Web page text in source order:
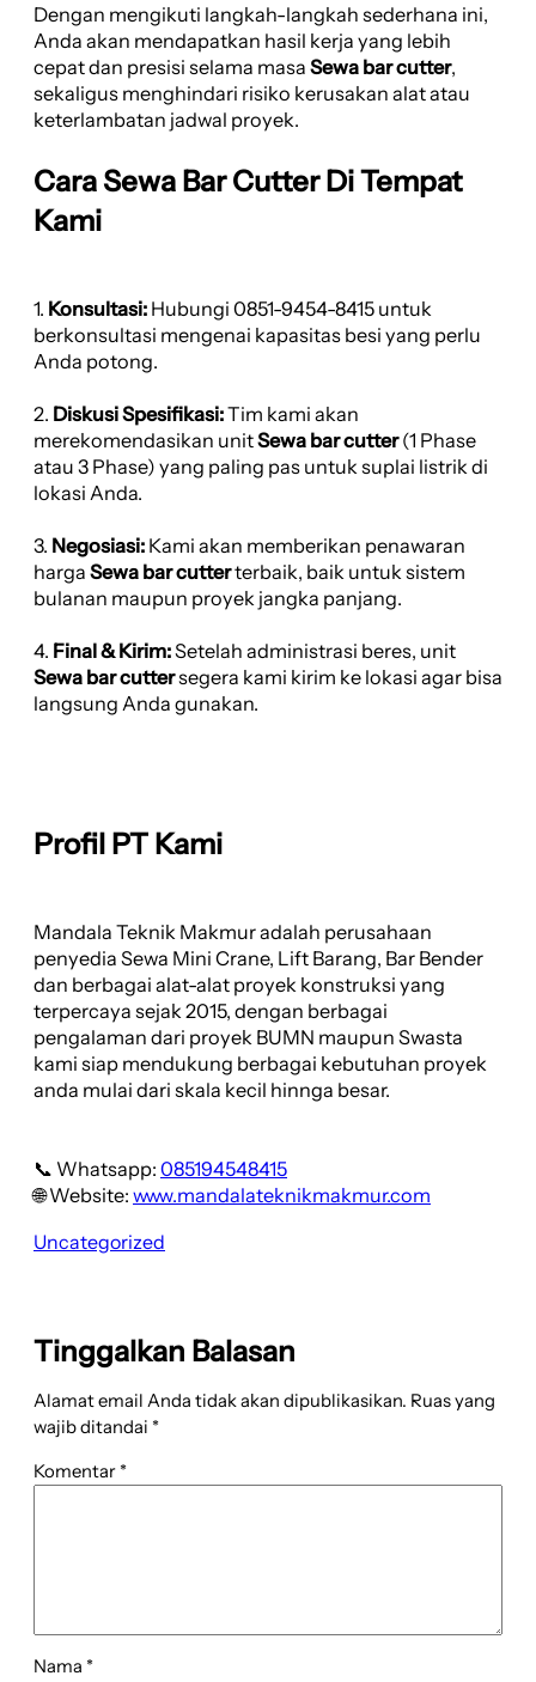
Dengan mengikuti langkah-langkah sederhana ini,
Anda akan mendapatkan hasil kerja yang lebih
cepat dan presisi selama masa Sewa bar cutter,
sekaligus menghindari risiko kerusakan alat atau
keterlambatan jadwal proyek.
Cara Sewa Bar Cutter Di Tempat
Kami
1. Konsultasi: Hubungi 0851-9454-8415 untuk
berkonsultasi mengenai kapasitas besi yang perlu
Anda potong.
2. Diskusi Spesifikasi:Tim kami akan
merekomendasikan unitSewa bar cutter(1 Phase
atau 3 Phase) yang paling pas untuk suplai listrik di
lokasi Anda.
3. Negosiasi: Kami akan memberikan penawaran
harga Sewa bar cutterterbaik, baik untuk sistem
bulanan maupun proyek jangka panjang.
4. Final & Kirim:Setelah administrasi beres, unit
Sewa bar cuttersegera kami kirim ke lokasi agar bisa
langsung Anda gunakan.
Profil PT Kami
Mandala Teknik Makmur adalah perusahaan
penyedia Sewa Mini Crane, Lift Barang, Bar Bender
dan berbagai alat-alat proyek konstruksi yang
terpercaya sejak 2015, dengan berbagai
pengalaman dari proyek BUMN maupun Swasta
kami siap mendukung berbagai kebutuhan proyek
anda mulai dari skala kecil hinnga besar.
📞 Whatsapp: 085194548415
🌐 Website: www.mandalateknikmakmur.com
Uncategorized
Tinggalkan Balasan
Alamat email Anda tidak akan dipublikasikan. Ruas yang
wajib ditandai *
Komentar *
Nama *